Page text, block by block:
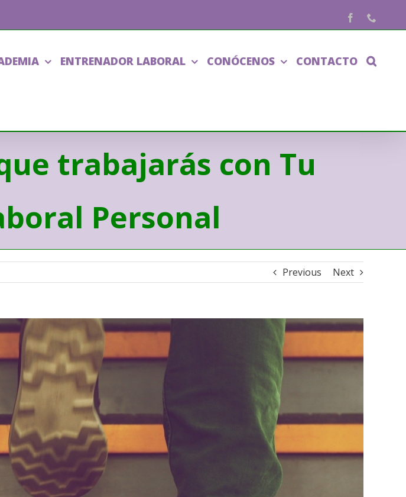
Facebook
ENTRENADOR LABORAL CONÓCENOS CONTACTO
trabajarás con Tu
Personal
Previous Next